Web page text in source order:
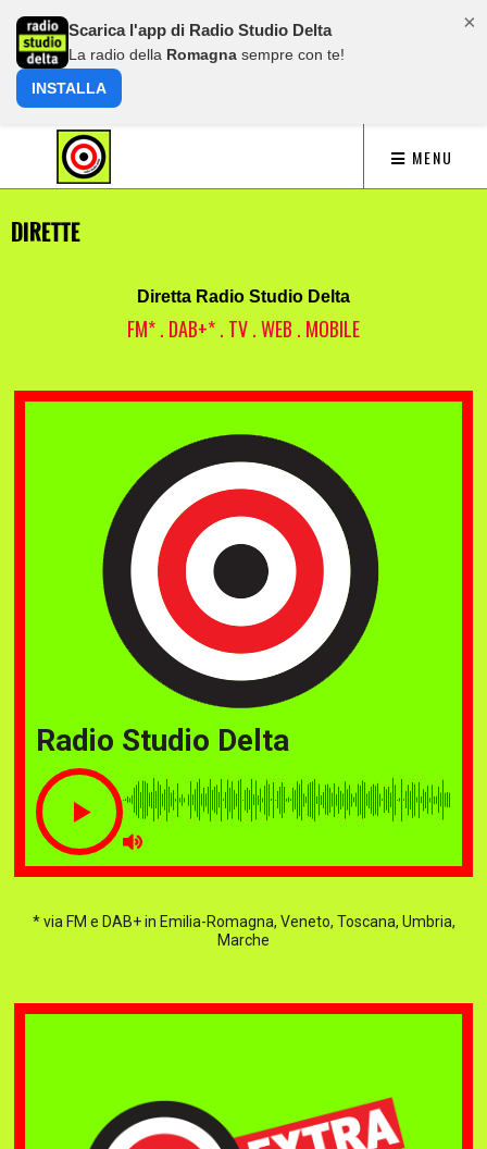
MENU
DIRETTE
Diretta Radio Studio Delta
FM* . DAB+* . TV . WEB . MOBILE
Radio Studio Delta
* via FM e DAB+ in Emilia-Romagna, Veneto, Toscana, Umbria,
Marche
×
Scarica l'app di Radio Studio Delta
La radio della Romagna sempre con te!
INSTALLA